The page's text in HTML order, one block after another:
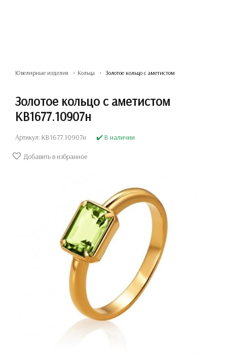
Ювелирные изделия Кольца Золотое кольцо с аметистом
Золотое кольцо с аметистом
КВ1677.10907н
Артикул: КВ1677.10907н ✔️ В наличии
Добавить в избранное